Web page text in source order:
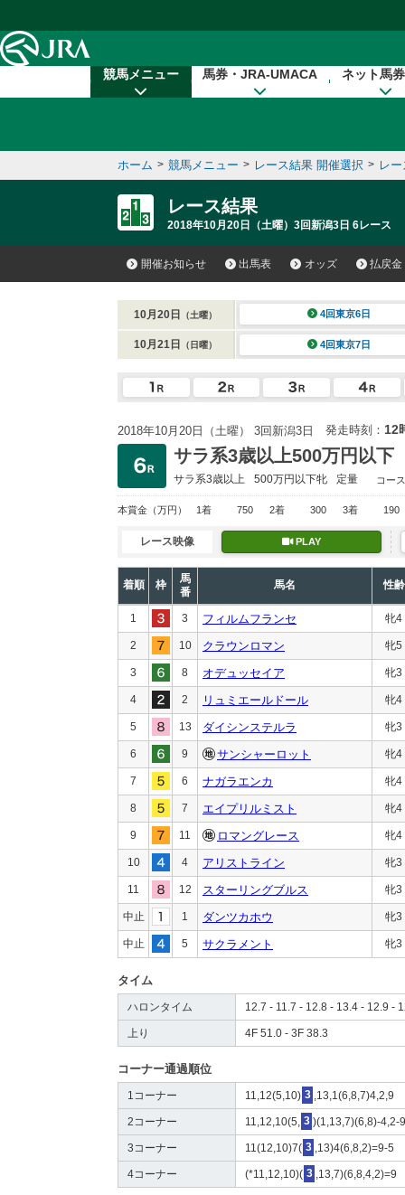
競馬メニュー 馬券・JRA-UMACA ネット馬
ホーム > 競馬メニュー > レース結果 開催選択 > レ
レース結果
2018年10月20日（土曜）3回新潟3日 6レース
開催お知らせ 出馬表 オッズ 払戻金
10月20日 （土曜） 4回東京6日
10月21日 （日曜） 4回東京7日
2018年10月20日（土曜） 3回新潟3日 発走時刻： 12
サラ系3歳以上500万円以下
サラ系3歳以上 500万円以下牝 定量 コー
本賞金 （万円） 1着 750 2着 300 3着 190
レース映像 PLAY
着順 枠
馬
番
馬名 性齢
1 3 フィルムフランセ 牝4
2 10 クラウンロマン 牝5
3 8 オデュッセイア 牝3
4 2 リュミエールドール 牝4
5 13 ダイシンステルラ 牝3
6 9 サンシャーロット 牝4
7 6 ナガラエンカ 牝4
8 7 エイプリルミスト 牝4
9 11 ロマングレース 牝4
10 4 アリストライン 牝3
11 12 スターリングブルス 牝3
中止 1 ダンツカホウ 牝3
中止 5 サクラメント 牝3
タイム
ハロンタイム 12.7 - 11.7 - 12.8 - 13.4 - 12.9 -
上り 4F 51.0 - 3F 38.3
コーナー通過順位
1コーナー 11,12(5,10) 3 ,13,1(6,8,7)4,2,9
2コーナー 11,12,10(5, 3 )(1,13,7)(6,8)-4,2-
3コーナー 11(12,10)7( 3 ,13)4(6,8,2)=9-5
4コーナー (*11,12,10)( 3 ,13,7)(6,8,4,2)=9